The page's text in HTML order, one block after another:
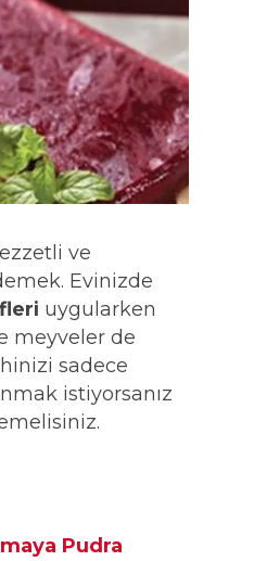
ve
Evinizde
uygularken
meyveler de
sadece
istiyorsanız
Pudra